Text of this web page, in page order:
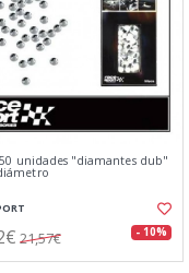
unidades "diamantes dub"
21,57€ - 10%